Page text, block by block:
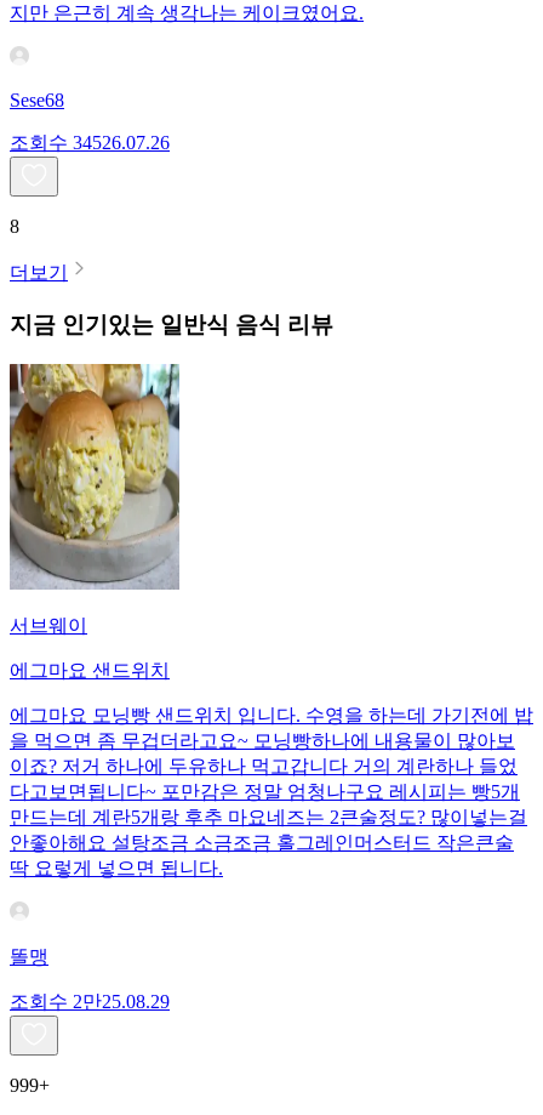
지만 은근히 계속 생각나는 케이크였어요.
Sese68
조회수 34526.07.26
8
더보기
지금 인기있는 일반식 음식 리뷰
서브웨이
에그마요 샌드위치
에그마요 모닝빵 샌드위치 입니다. 수영을 하는데 가기전에 밥
을 먹으면 좀 무겁더라고요~ 모닝빵하나에 내용물이 많아보
이죠? 저거 하나에 두유하나 먹고갑니다 거의 계란하나 들었
다고보면됩니다~ 포만감은 정말 엄청나구요 레시피는 빵5개
만드는데 계란5개랑 후추 마요네즈는 2큰술정도? 많이넣는걸
안좋아해요 설탕조금 소금조금 홀그레인머스터드 작은큰술
딱 요렇게 넣으면 됩니다.
똘맹
조회수 2만25.08.29
999+